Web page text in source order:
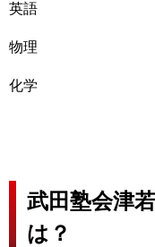
英語
物理
化学
武田塾会津
は？